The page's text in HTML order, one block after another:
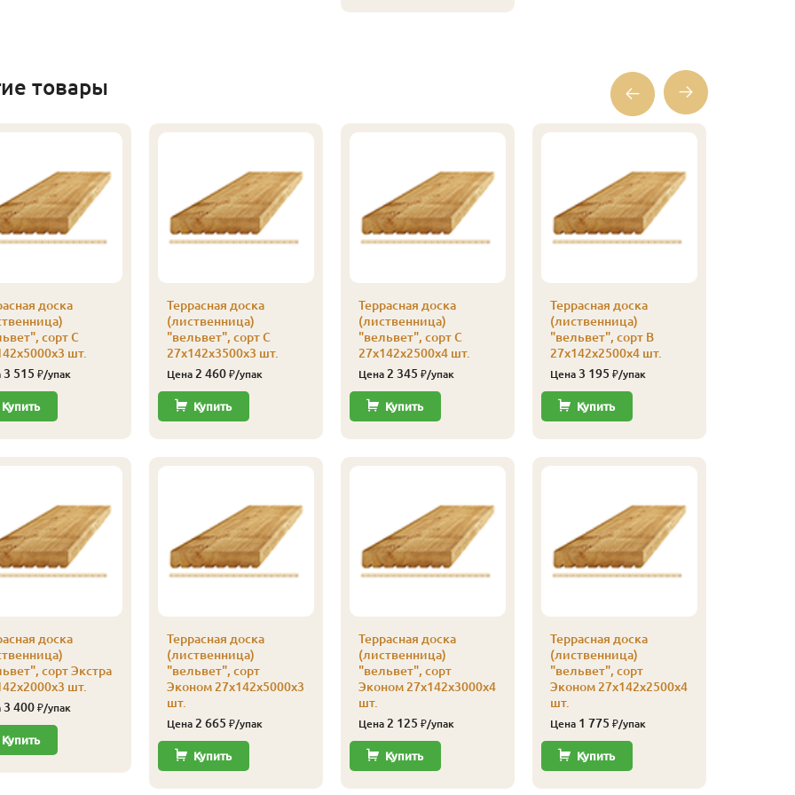
товары
доска
сорт С
шт.
3 515 ₽/упак
Купить
доска
сорт Экстра
шт.
3 400₽/упак
Купить
Террасная доска
(лиственница)
"вельвет", сорт С
27х142х3500х3 шт.
Цена 2 460₽/упак
Купить
Террасная доска
(лиственница)
"вельвет", сорт
Эконом 27х142х5000х3
шт.
Цена 2 665 ₽/упак
Купить
Террасная доска
(лиственница)
"вельвет", сорт С
27х142х2500х4 шт.
Цена 2 345 ₽/упак
Купить
Террасная доска
(лиственница)
"вельвет", сорт
Эконом 27х142х3000х4
шт.
Цена 2 125 ₽/упак
Купить
Террасная доска
(лиственница)
"вельвет", сорт В
27х142х2500х4 шт.
Цена 3 195 ₽/упак
Купить
Террасная доска
(лиственница)
"вельвет", сорт
Эконом 27х142х2500х4
шт.
Цена 1 775 ₽/упак
Купить